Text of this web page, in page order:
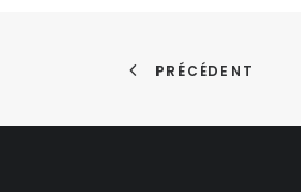
PRÉCÉDENT